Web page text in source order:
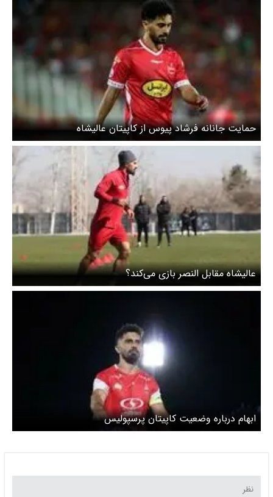
حمایت جانانه فرشاد پیوس از کاپیتان عالیشاه
عالیشاه مقابل النصر بازی می‌کند؟
ابهام درباره وضعیت کاپیتان پرسپولیس